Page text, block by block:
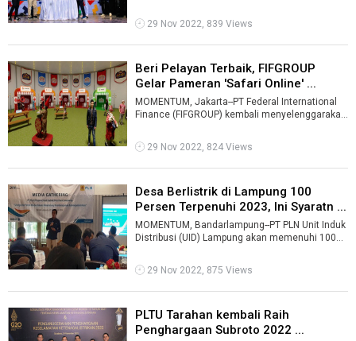
29 Nov 2022, 839 Views
Beri Pelayan Terbaik, FIFGROUP
Gelar Pameran 'Safari Online' ...
MOMENTUM, Jakarta--PT Federal International
Finance (FIFGROUP) kembali menyelenggarakan
29 Nov 2022, 824 Views
Desa Berlistrik di Lampung 100
Persen Terpenuhi 2023, Ini Syaratn ...
MOMENTUM, Bandarlampung--PT PLN Unit Induk
Distribusi (UID) Lampung akan memenuhi 100
29 Nov 2022, 875 Views
PLTU Tarahan kembali Raih
Penghargaan Subroto 2022 ...